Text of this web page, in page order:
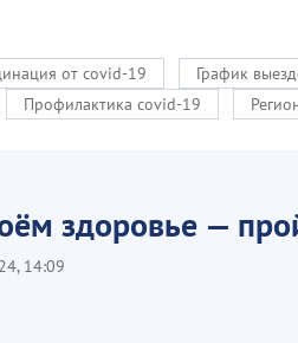
от covid-19 График
Профилактика covid-19
здоровье —
14:09